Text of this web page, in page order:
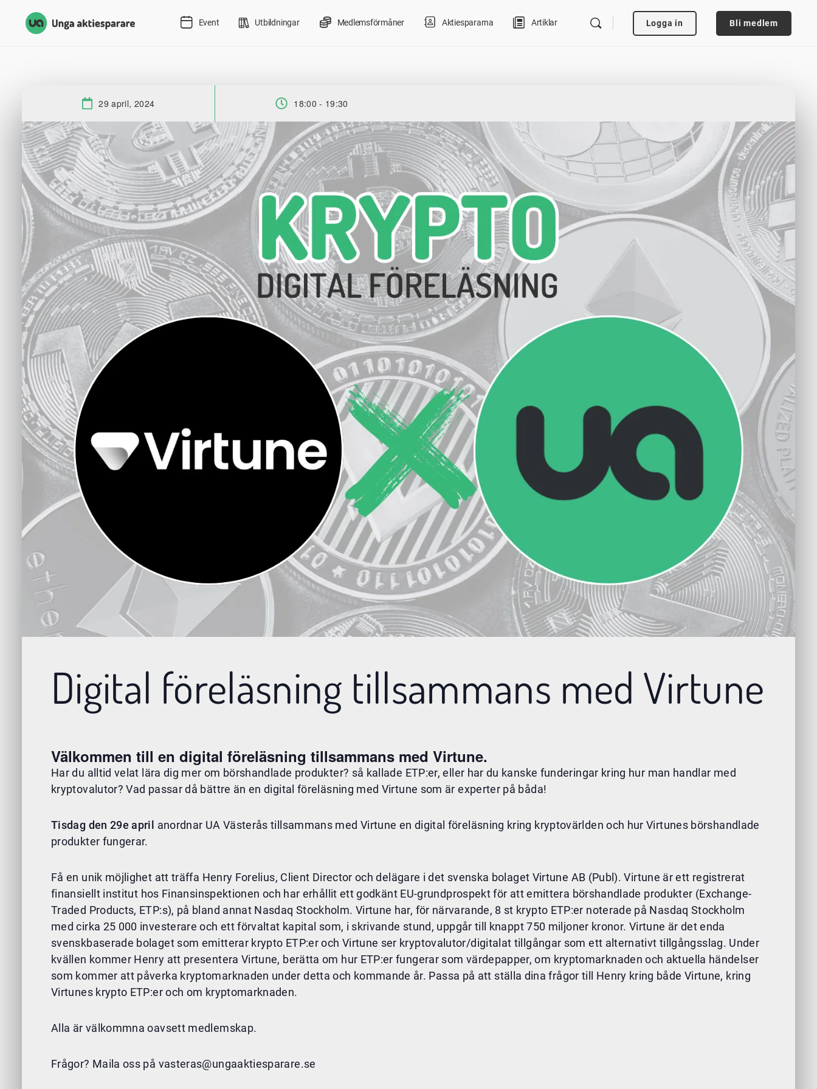
Event Utbildningar Medlemsförmåner Aktiespararna Artiklar Logga in Bli medlem
Datum:
29 april, 2024 Tid:
18:00 - 19:30
Digital föreläsning tillsammans med Virtune
Välkommen till en digital föreläsning tillsammans med Virtune.
Har du alltid velat lära dig mer om börshandlade produkter? så kallade ETP:er, eller har du kanske funderingar kring hur man handlar med
kryptovalutor? Vad passar då bättre än en digital föreläsning med Virtune som är experter på båda!
Tisdag den 29e april anordnar UA Västerås tillsammans med Virtune en digital föreläsning kring kryptovärlden och hur Virtunes börshandlade
produkter fungerar.
Få en unik möjlighet att träffa Henry Forelius, Client Director och delägare i det svenska bolaget Virtune AB (Publ). Virtune är ett registrerat
finansiellt institut hos Finansinspektionen och har erhållit ett godkänt EU-grundprospekt för att emittera börshandlade produkter (Exchange-
Traded Products, ETP:s), på bland annat Nasdaq Stockholm. Virtune har, för närvarande, 8 st krypto ETP:er noterade på Nasdaq Stockholm
med cirka 25 000 investerare och ett förvaltat kapital som, i skrivande stund, uppgår till knappt 750 miljoner kronor. Virtune är det enda
svenskbaserade bolaget som emitterar krypto ETP:er och Virtune ser kryptovalutor/digitalat tillgångar som ett alternativt tillgångsslag. Under
kvällen kommer Henry att presentera Virtune, berätta om hur ETP:er fungerar som värdepapper, om kryptomarknaden och aktuella händelser
som kommer att påverka kryptomarknaden under detta och kommande år. Passa på att ställa dina frågor till Henry kring både Virtune, kring
Virtunes krypto ETP:er och om kryptomarknaden.
Alla är välkommna oavsett medlemskap.
Frågor? Maila oss på vasteras@ungaaktiesparare.se